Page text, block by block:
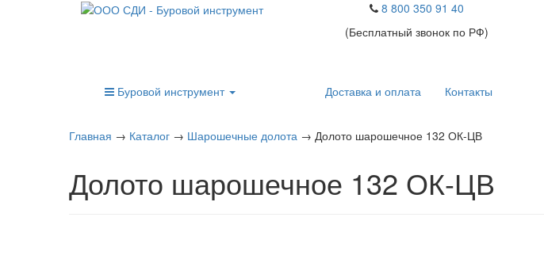
8 800 350 91 40
(Бесплатный звонок по РФ)
Буровой инструмент Доставка и оплата Контакты
Главная → Каталог → Шарошечные долота → Долото шарошечное 132 ОК-ЦВ
Долото шарошечное 132 ОК-ЦВ